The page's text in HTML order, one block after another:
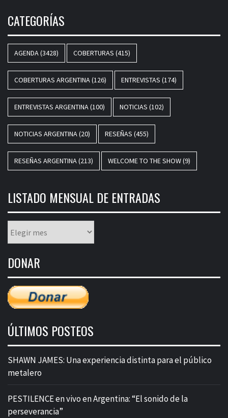
CATEGORÍAS
AGENDA(3428) COBERTURAS (415)
COBERTURAS ARGENTINA(126) ENTREVISTAS (174)
ENTREVISTAS ARGENTINA(100) NOTICIAS (102)
NOTICIAS ARGENTINA(20) RESEÑAS (455)
RESEÑAS ARGENTINA(213) WELCOME TO THE SHOW(9)
LISTADO MENSUAL DE ENTRADAS
mensual
entradas
DONAR
ÚLTIMOS POSTEOS
SHAWN JAMES: Una experiencia distinta para el público
metalero
PESTILENCE en vivo en Argentina: “El sonido de la
perseverancia”